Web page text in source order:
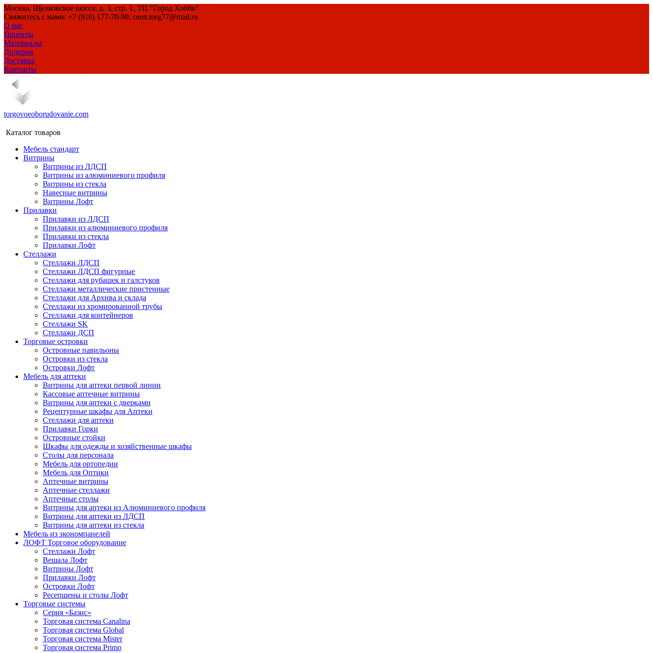
Москва, Щелковское шоссе, д. 3, стр. 1, ТЦ "Город Хобби"
Свяжитесь с нами: +7 (910) 177-70-90; centr.torg77@mail.ru
О нас
Проекты
Материалы
Дилерам
Доставка
Контакты
torgovoeoborudovanie.com
Каталог товаров
Мебель стандарт
Витрины
Витрины из ЛДСП
Витрины из алюминиевого профиля
Витрины из стекла
Навесные витрины
Витрины Лофт
Прилавки
Прилавки из ЛДСП
Прилавки из алюминиевого профиля
Прилавки из стекла
Прилавки Лофт
Стеллажи
Стеллажи ЛДСП
Стеллажи ЛДСП фигурные
Стеллажи для рубашек и галстуков
Стеллажи металлические пристенные
Стеллажи для Архива и склада
Стеллажи из хромированной трубы
Стеллажи для контейнеров
Стеллажи SK
Стеллажи ДСП
Торговые островки
Островные павильоны
Островки из стекла
Островки Лофт
Мебель для аптеки
Витрины для аптеки первой линии
Кассовые аптечные витрины
Витрины для аптеки с дверками
Рецептурные шкафы для Аптеки
Стеллажи для аптеки
Прилавки Горки
Островные стойки
Шкафы для одежды и хозяйственные шкафы
Столы для персонала
Мебель для ортопедии
Мебель для Оптики
Аптечные витрины
Аптечные стеллажи
Аптечные столы
Витрины для аптеки из Алюминиевого профиля
Витрины для аптеки из ЛДСП
Витрины для аптеки из стекла
Мебель из экономпанелей
ЛОФТ Торговое оборудование
Стеллажи Лофт
Вешала Лофт
Витрины Лофт
Прилавки Лофт
Островки Лофт
Ресепшены и столы Лофт
Торговые системы
Серия «Базис»
Торговая система Canalina
Торговая система Global
Торговая система Mister
Торговая система Primo